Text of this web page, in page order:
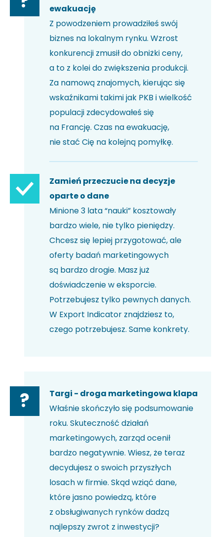
ewakuację
Z powodzeniem prowadziłeś swój
biznes na lokalnym rynku. Wzrost
konkurencji zmusił do obniżki ceny,
a to z kolei do zwiększenia produkcji.
Za namową znajomych, kierując się
wskaźnikami takimi jak PKB i wielkość
populacji zdecydowałeś się
na Francję. Czas na ewakuację,
nie stać Cię na kolejną pomyłkę.
Zamień przeczucie na decyzje
oparte o dane
Minione 3 lata “nauki” kosztowały
bardzo wiele, nie tylko pieniędzy.
Chcesz się lepiej przygotować, ale
oferty badań marketingowych
są bardzo drogie. Masz już
doświadczenie w eksporcie.
Potrzebujesz tylko pewnych danych.
W Export Indicator znajdziesz to,
czego potrzebujesz. Same konkrety.
?
Targi - droga marketingowa klapa
Właśnie skończyło się podsumowanie
roku. Skuteczność działań
marketingowych, zarząd ocenił
bardzo negatywnie. Wiesz, że teraz
decydujesz o swoich przyszłych
losach w firmie. Skąd wziąć dane,
które jasno powiedzą, które
z obsługiwanych rynków dadzą
najlepszy zwrot z inwestycji?